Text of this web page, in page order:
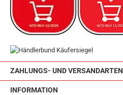
ZAHLUNGS- UND VERSANDARTEN
INFORMATION